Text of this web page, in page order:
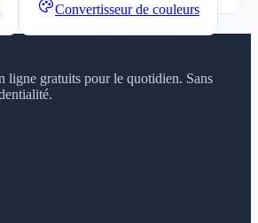
Convertisseur de couleurs
ligne gratuits pour le quotidien. Sans